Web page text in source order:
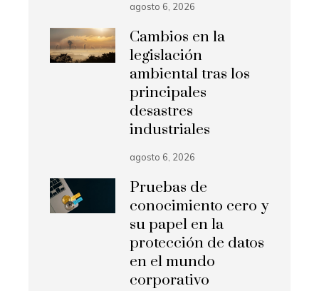
agosto 6, 2026
Cambios en la
legislación
ambiental tras los
principales
desastres
industriales
agosto 6, 2026
Pruebas de
conocimiento cero y
su papel en la
protección de datos
en el mundo
corporativo